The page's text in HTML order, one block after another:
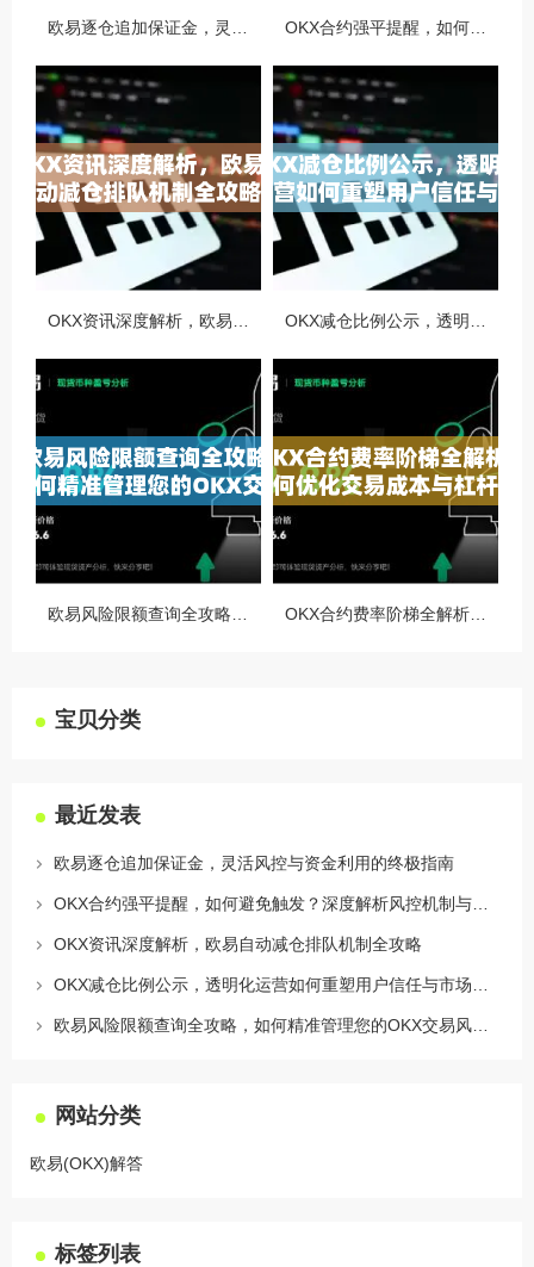
宝贝分类
最近发表
欧易逐仓追加保证金，灵活风控与资金利用的终极指南
OKX资讯深度解析，欧易自动减仓排队机制全攻略
网站分类
欧易(OKX)解答
标签列表